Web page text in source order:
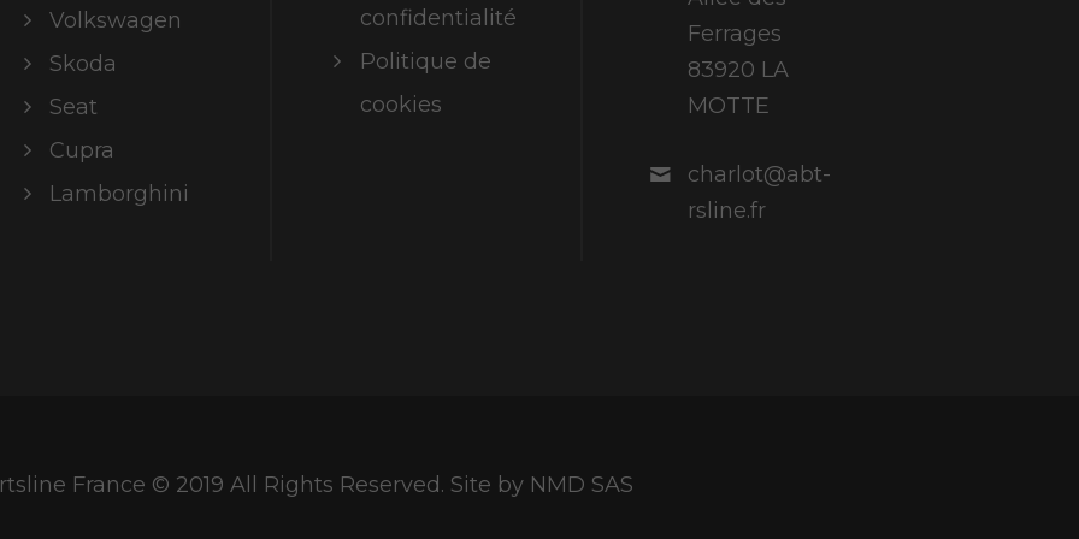
Volkswagen
Skoda
Seat
Cupra
Lamborghini
confidentialité
Politique de
cookies
Ferrages
83920 LA
MOTTE
charlot@abt-
rsline.fr
France © 2019 All Rights Reserved. Site by NMD SAS